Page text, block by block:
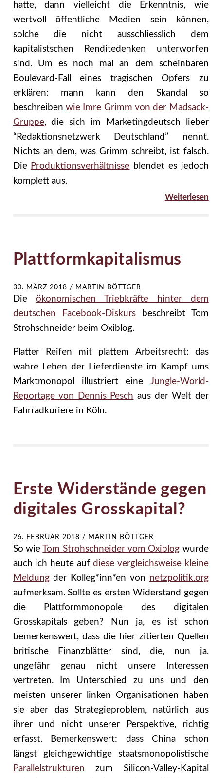
hatte, dann vielleicht die Erkenntnis, wie
wertvoll öffentliche Medien sein können,
solche die nicht ausschliesslich dem
kapitalistschen Renditedenken unterworfen
sind. Um es noch mal an dem scheinbaren
Boulevard-Fall eines tragischen Opfers zu
erklären: mann kann den Skandal so
beschreiben wie Imre Grimm von der Madsack-
Gruppe, die sich im Marketingdeutsch lieber
“Redaktionsnetzwerk Deutschland” nennt.
Nichts an dem, was Grimm schreibt, ist falsch.
Die Produktionsverhältnisse blendet es jedoch
komplett aus.
Weiterlesen
Plattformkapitalismus
30. MÄRZ 2018 / MARTIN BÖTTGER
Die ökonomischen Triebkräfte hinter dem
deutschen Facebook-Diskursbeschreibt Tom
Strohschneider beim Oxiblog.
Platter Reifen mit plattem Arbeitsrecht: das
wahre Leben der Lieferdienste im Kampf ums
Marktmonopol illustriert eine Jungle-World-
Reportage von Dennis Pesch aus der Welt der
Fahrradkuriere in Köln.
Erste Widerstände gegen
digitales Grosskapital?
26. FEBRUAR 2018 / MARTIN BÖTTGER
So wie Tom Strohschneider vom Oxiblog wurde
auch ich heute aufdiese vergleichsweise kleine
Meldungder Kolleg*inn*en von netzpolitik.org
aufmerksam. Sollte es ersten Widerstand gegen
die Plattformmonopole des digitalen
Grosskapitals geben? Nun ja, es ist schon
bemerkenswert, dass die hier zitierten Quellen
britische Finanzblätter sind, die, nun ja,
ungefähr genau nicht unsere Interessen
vertreten. Im Unterschied zu uns und den
meisten unserer linken Organisationen haben
sie aber das Strategieproblem, natürlich aus
ihrer und nicht unserer Perspektive, richtig
erfasst. Bemerkenswert: dass China schon
längst gleichgewichtige staatsmonopolistische
Parallelstrukturen zum Silicon-Valley-Kapital